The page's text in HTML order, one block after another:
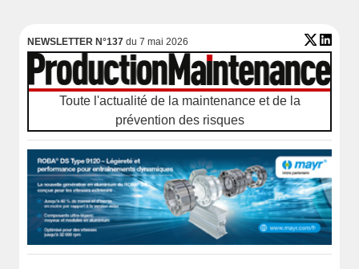
NEWSLETTER N°137 du 7 mai 2026
Toute l'actualité de la maintenance et de la
prévention des risques